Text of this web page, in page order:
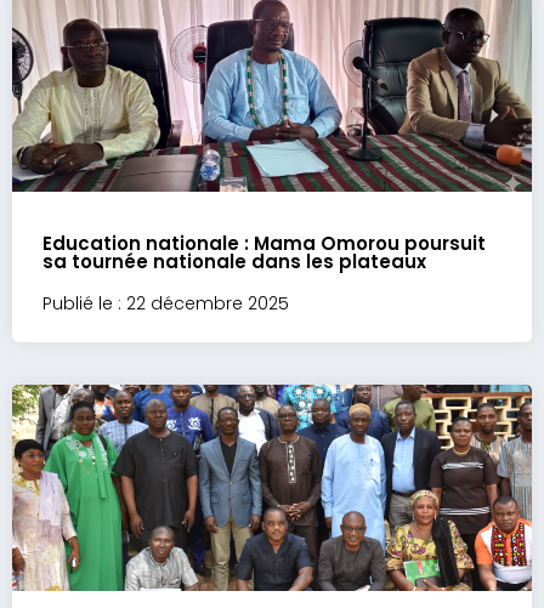
Education nationale : Mama Omorou poursuit
sa tournée nationale dans les plateaux
Publié le : 22 décembre 2025